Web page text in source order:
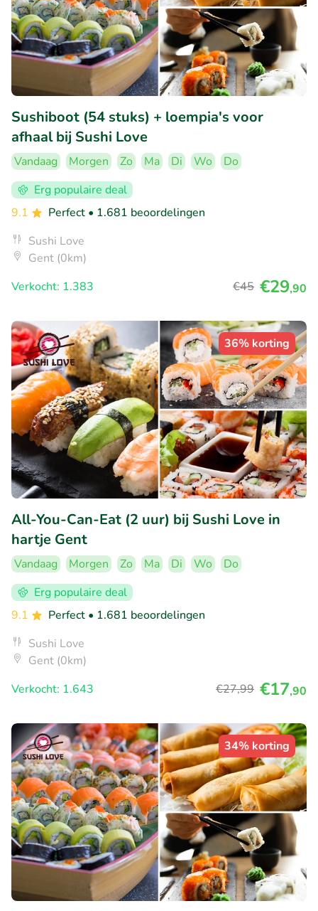
Sushiboot (54 stuks) + loempia's voor
afhaal bij Sushi Love
Vandaag Morgen Zo Ma Di Wo
Do
Erg populaire deal
9.1
Perfect • 1.681 beoordelingen
Sushi Love
Gent (0km)
Verkocht: 1.383
€45 €29,90
36% korting
All-You-Can-Eat (2 uur) bij Sushi Love in
hartje Gent
Vandaag Morgen Zo Ma Di Wo
Do
Erg populaire deal
9.1
Perfect • 1.681 beoordelingen
Sushi Love
Gent (0km)
Verkocht: 1.643
€27,99 €17,90
34% korting